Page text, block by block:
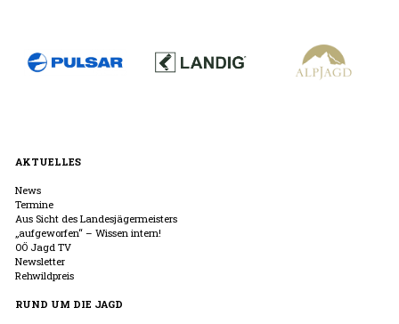
AKTUELLES
News
Termine
Aus Sicht des Landesjägermeisters
„aufgeworfen“ – Wissen intern!
OÖ Jagd TV
Newsletter
Rehwildpreis
RUND UM DIE JAGD